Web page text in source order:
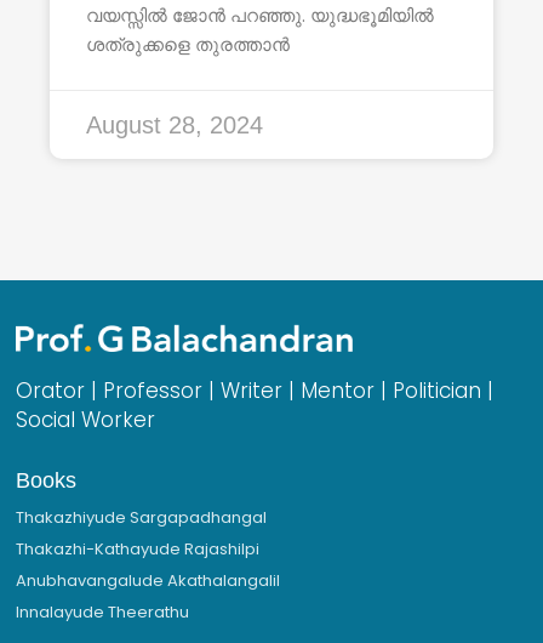
വയസ്സിൽ ജോൻ പറഞ്ഞു. യുദ്ധഭൂമിയിൽ
ശത്രുക്കളെ തുരത്താൻ
August 28, 2024
Orator | Professor | Writer | Mentor | Politician |
Social Worker
Books
Thakazhiyude Sargapadhangal
Thakazhi-Kathayude Rajashilpi
Anubhavangalude Akathalangalil
Innalayude Theerathu